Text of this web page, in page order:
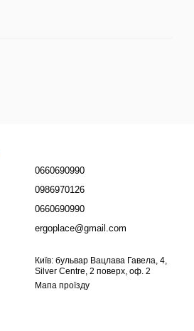
0660690990
0986970126
0660690990
ergoplace@gmail.com
Київ: бульвар Вацлава Гавела, 4,
Silver Centre, 2 поверх, оф. 2
Мапа проїзду